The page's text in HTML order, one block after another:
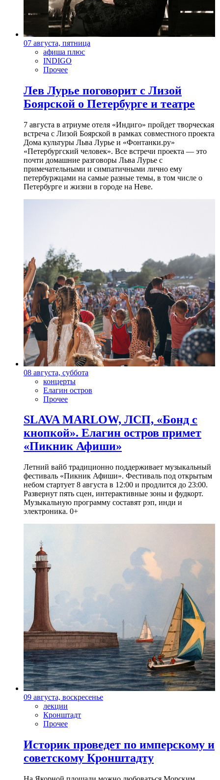
07 августа, пятница
афиша плюс
INDIGO
Прочее
Лев Лурье поговорит с Лизой
Боярской о Петербурге и театре
7 августа в атриуме отеля «Индиго» пройдет творческая
встреча с Лизой Боярской в рамках совместного проекта
Дома культуры Льва Лурье и «Фонтанки.ру»
«Петербургский человек». Все встречи проекта — это
почти домашние разговоры Льва Лурье с
примечательными и симпатичными лично ему
петербуржцами на самые разные темы, в том числе о
Петербурге и жизни в городе на Неве.
08 августа, суббота
концерты
Елагин остров
Прочее
SLAVA MARLOW, ЛСП, «Бонд с
кнопкой». Елагин остров примет
«Пикник Афиши»
Летний вайб традиционно поддерживает музыкальный
фестиваль «Пикник Афиши». Фестиваль под открытым
небом стартует 8 августа в 12:00 и продлится до 23:00.
Развернут пять сцен, интерактивные зоны и фудкорт.
Музыкальную программу составят рэп, инди и
электроника. 0+
09 августа, воскресенье
лекции
Кронштадт
Прочее
Историк проведет по имперскому и
советскому Кронштадту